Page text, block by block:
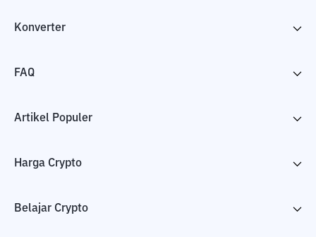
Konverter
FAQ
Artikel Populer
Harga Crypto
Belajar Crypto